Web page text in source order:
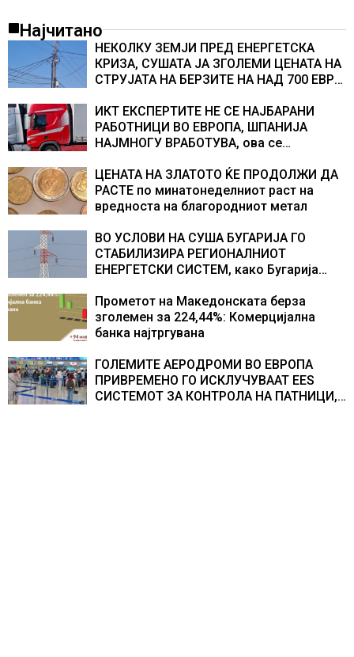
Најчитано
НЕКОЛКУ ЗЕМЈИ ПРЕД ЕНЕРГЕТСКА
КРИЗА, СУШАТА ЈА ЗГОЛЕМИ ЦЕНАТА НА
СТРУЈАТА НА БЕРЗИТЕ НА НАД 700 ЕВРА
ИКТ ЕКСПЕРТИТЕ НЕ СЕ НАЈБАРАНИ
РАБОТНИЦИ ВО ЕВРОПА, ШПАНИЈА
НАЈМНОГУ ВРАБОТУВА, oва се
година
ЦЕНАТА НА ЗЛАТОТО ЌЕ ПРОДОЛЖИ ДА
РАСТЕ по минатонеделниот раст на
вредноста на благородниот метал
ВО УСЛОВИ НА СУША БУГАРИЈА ГО
СТАБИЛИЗИРА РЕГИОНАЛНИОТ
ЕНЕРГЕТСКИ СИСТЕМ, како Бугарија
складирање на енергија од батерии
Прометот на Македонската берза
зголемен за 224,44%: Комерцијална
банка најтргувана
ГОЛЕМИТЕ АЕРОДРОМИ ВО ЕВРОПА
ПРИВРЕМЕНО ГО ИСКЛУЧУВААТ ЕЕS
СИСТЕМОТ ЗА КОНТРОЛА НА ПАТНИЦИ,